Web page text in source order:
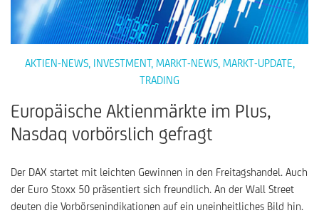
AKTIEN-NEWS, INVESTMENT, MARKT-NEWS, MARKT-UPDATE
TRADING
Europäische Aktienmärkte im Plus,
Nasdaq vorbörslich gefragt
Der DAX startet mit leichten Gewinnen in den Freitagshandel. Auch
der Euro Stoxx 50 präsentiert sich freundlich. An der Wall Street
deuten die Vorbörsenindikationen auf ein uneinheitliches Bild hin.